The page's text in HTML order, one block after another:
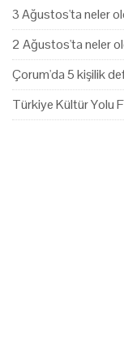
3 Ağustos'ta neler
2 Ağustos'ta neler
Çorum'da 5 kişilik
Türkiye Kültür Yolu